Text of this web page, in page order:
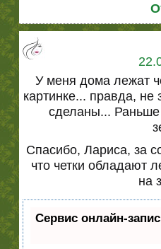
У меня дома лежат
картинке... правда,
сделаны...
Спасибо, Лариса, за
что четки обладают
на
Сервис онлайн-